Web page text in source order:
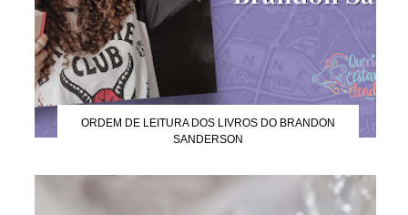
ORDEM DE LEITURA DOS LIVROS DO BRANDON
SANDERSON